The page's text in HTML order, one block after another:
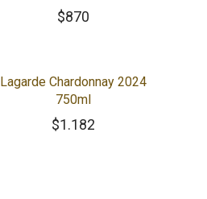
$870
Lagarde Chardonnay 2024
750ml
$1.182